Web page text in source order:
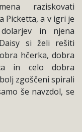
raziskovati
Picketta, a v igri je
in njena
si želi rešiti
hčerka, dobra
in celo dobra
zgoščeni spirali
še navzdol, se